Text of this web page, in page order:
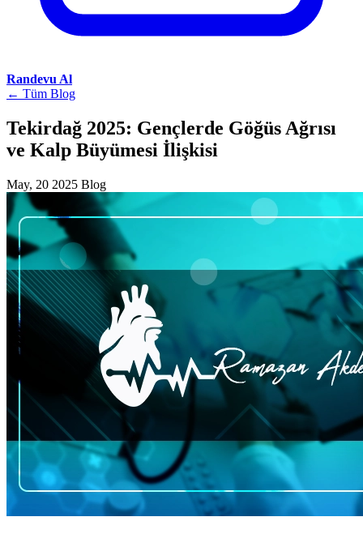
Randevu Al
← Tüm Blog
Tekirdağ 2025: Gençlerde Göğüs Ağrısı
ve Kalp Büyümesi İlişkisi
May, 20 2025 Blog